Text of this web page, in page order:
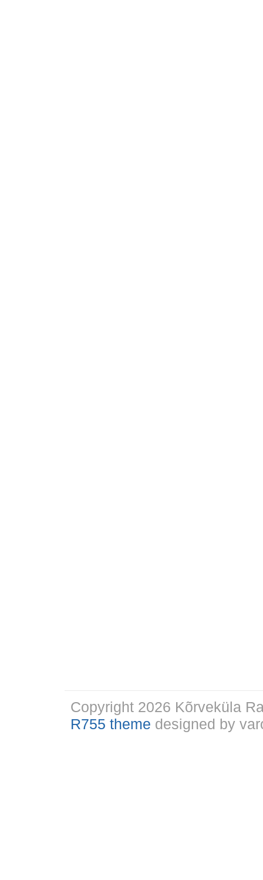
Copyright 2026 Kõrveküla
R755 theme designed by